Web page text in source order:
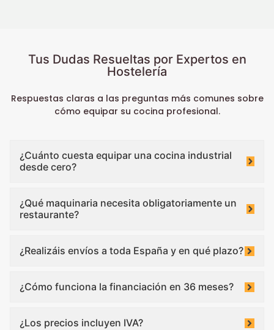
Tus Dudas Resueltas por Expertos en
Hostelería
Respuestas claras a las preguntas más comunes sobre
cómo equipar su cocina profesional.
¿Cuánto cuesta equipar una cocina industrial
desde cero?
¿Qué maquinaria necesita obligatoriamente un
restaurante?
¿Realizáis envíos a toda España y en qué plazo?
¿Cómo funciona la financiación en 36 meses?
¿Los precios incluyen IVA?